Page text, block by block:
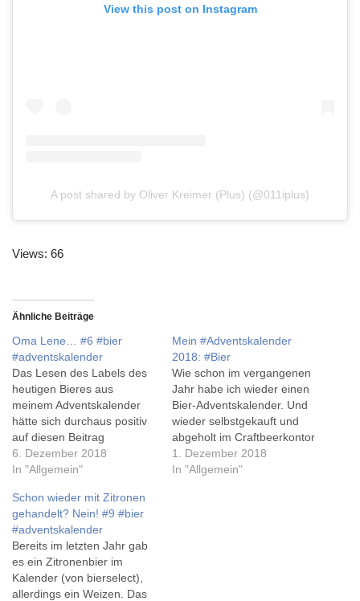
View this post on Instagram
A post shared by Oliver Kreimer (Plus) (@011iplus)
Views: 66
Ähnliche Beiträge
Oma Lene… #6 #bier
#adventskalender
Das Lesen des Labels des
heutigen Bieres aus
meinem Adventskalender
hätte sich durchaus positiv
auf diesen Beitrag
auswirken können... Denn
dann hätte ich das
dem Ale gelesen.
Stattdessen habe ich also
fröhlich die Flasche geöffnet
- Biere aus der Mashsee-
Brauerei aus Hannover mag
ich (eigentlich), und habe…
6. Dezember 2018
In "Allgemein"
Mein #Adventskalender
2018: #Bier
Wie schon im vergangenen
Jahr habe ich wieder einen
Bier-Adventskalender. Und
wieder selbstgekauft und
abgeholt im Craftbeerkontor
Hannover. Vermutlich sind
diesmal keine 2 Dosen
1. Dezember 2018
In "Allgemein"
Schon wieder mit Zitronen
gehandelt? Nein! #9 #bier
#adventskalender
Bereits im letzten Jahr gab
es ein Zitronenbier im
Kalender (von bierselect),
allerdings ein Weizen. Das